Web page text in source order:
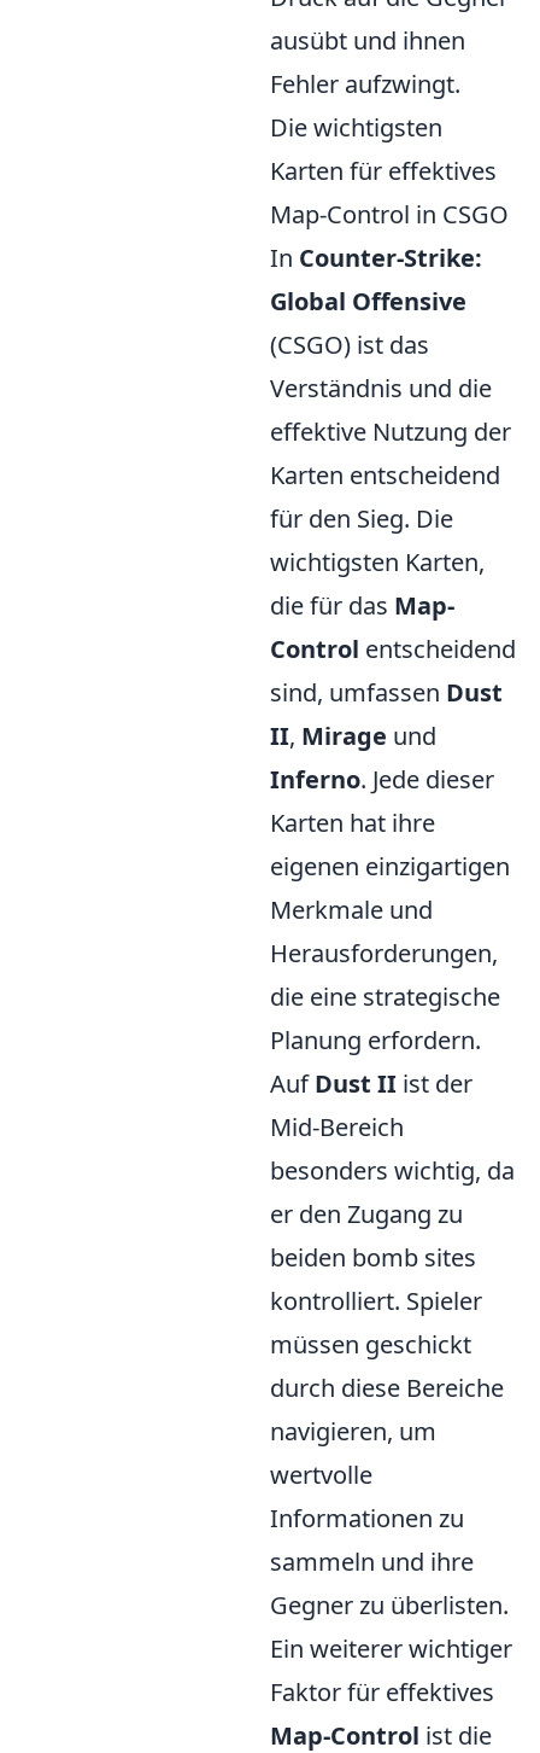
ausübt und ihnen
Fehler aufzwingt.
Die wichtigsten
Karten für effektives
Map-Control in CSGO
In Counter-Strike:
Global Offensive
(CSGO) ist das
Verständnis und die
effektive Nutzung der
Karten entscheidend
für den Sieg. Die
wichtigsten Karten,
die für das Map-
Control entscheidend
sind, umfassen Dust
II, Mirage und
Inferno. Jede dieser
Karten hat ihre
eigenen einzigartigen
Merkmale und
Herausforderungen,
die eine strategische
Planung erfordern.
AufDust II ist der
Mid-Bereich
besonders wichtig, da
er den Zugang zu
beiden bomb sites
kontrolliert. Spieler
müssen geschickt
durch diese Bereiche
navigieren, um
wertvolle
Informationen zu
sammeln und ihre
Gegner zu überlisten.
Ein weiterer wichtiger
Faktor für effektives
Map-Control ist die